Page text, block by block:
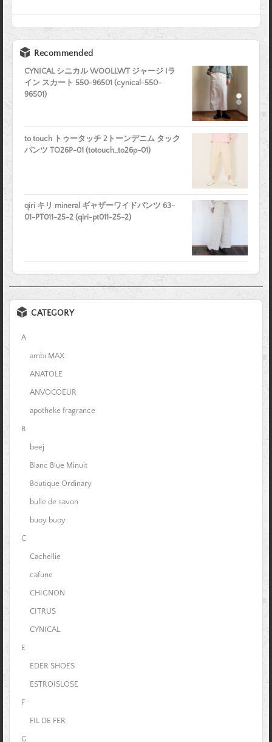
Recommended
CYNICAL シニカル WOOLLWT ジャージ Iラ
イン スカート 550-96501 (cynical-550-
96501)
to touch トゥータッチ 2トーンデニム タック
パンツ TO26P-01 (totouch_to26p-01)
qiri キリ mineral ギャザーワイドパンツ 63-
01-PT011-25-2 (qiri-pt011-25-2)
CATEGORY
A
ambi.MAX
ANATOLE
ANVOCOEUR
apotheke fragrance
B
beej
Blanc Blue Minuit
Boutique Ordinary
bulle de savon
buoy buoy
C
Cachellie
cafune
CHIGNON
CITRUS
CYNICAL
E
EDER SHOES
ESTROISLOSE
F
FIL DE FER
G